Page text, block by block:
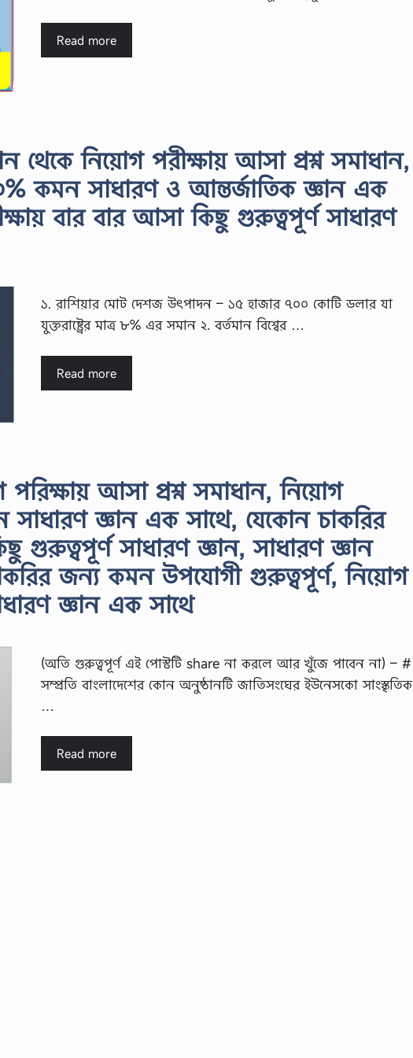
Read more
থেকে নিয়োগ পরীক্ষায় আসা প্রশ্ন সমাধান,
কমন সাধারণ ও আন্তর্জাতিক জ্ঞান এক
বার বার আসা কিছু গুরুত্বপূর্ণ সাধারণ
১. রাশিয়ার মোট দেশজ উৎপাদন – ১৫ হাজার ৭০০ কোটি ডলার যা
যুক্তরাষ্ট্রের মাত্র ৮% এর সমান ২. বর্তমান বিশ্বের …
Read more
পরিক্ষায় আসা প্রশ্ন সমাধান, নিয়োগ
জ্ঞান এক সাথে, যেকোন চাকরির
গুরুত্বপূর্ণ সাধারণ জ্ঞান, সাধারণ জ্ঞান
জন্য কমন উপযোগী গুরুত্বপূর্ণ, নিয়োগ
জ্ঞান এক সাথে
(অতি গুরুত্বপূর্ণ এই পোস্টটি share না করলে আর খুঁজে পাবেন না) – #
সম্প্রতি বাংলাদেশের কোন অনুষ্ঠানটি জাতিসংঘের ইউনেসকো সাংস্কৃতিক
…
Read more